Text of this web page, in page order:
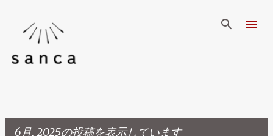
6月, 2025の投稿を表示しています